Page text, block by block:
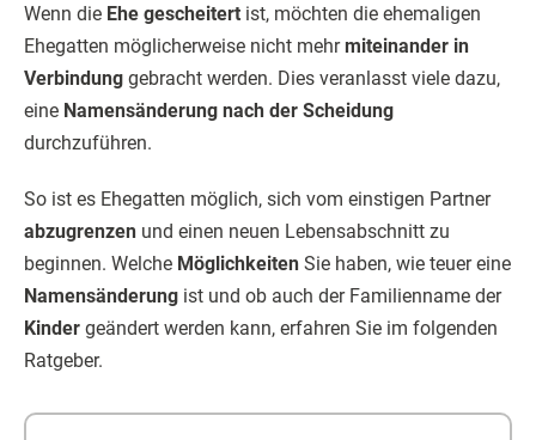
Wenn die Ehe gescheitert ist, möchten die ehemaligen
Ehegatten möglicherweise nicht mehrmiteinander in
Verbindung gebracht werden. Dies veranlasst viele dazu,
eine Namensänderung nach der Scheidung
durchzuführen.
So ist es Ehegatten möglich, sich vom einstigen Partner
abzugrenzen und einen neuen Lebensabschnitt zu
beginnen. Welche Möglichkeiten Sie haben, wie teuer eine
Namensänderung ist und ob auch der Familienname der
Kinder geändert werden kann, erfahren Sie im folgenden
Ratgeber.